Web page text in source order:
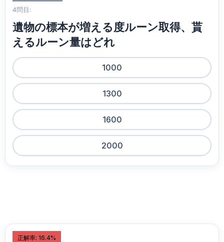
4問目:
遺物の標本が増える度ルーン取得、貰
えるルーン量はどれ
1000
1300
1600
2000
正解率: 16.4%